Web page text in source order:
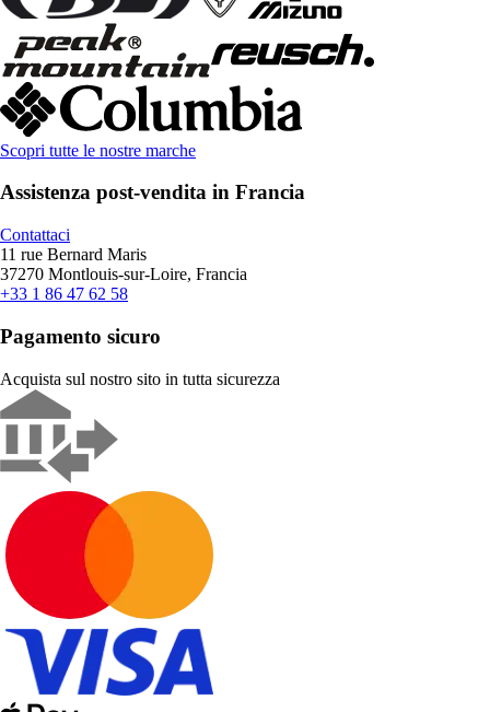
Scopri tutte le nostre marche
Assistenza post-vendita in Francia
Contattaci
11 rue Bernard Maris
37270 Montlouis-sur-Loire, Francia
+33 1 86 47 62 58
Pagamento sicuro
Acquista sul nostro sito in tutta sicurezza